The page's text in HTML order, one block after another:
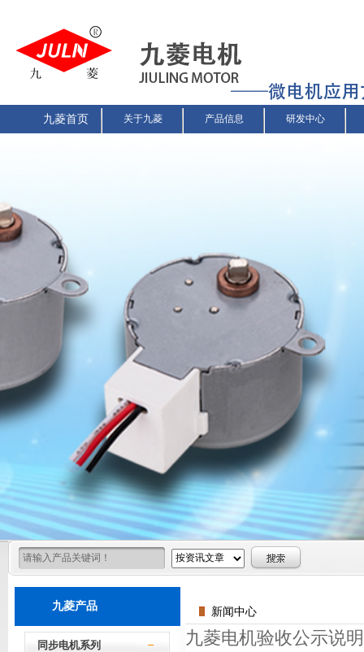
九菱首页 关于九菱 产品信息 研发中心
九菱产品
同步电机系列
新闻中心
九菱电机验收公示说明